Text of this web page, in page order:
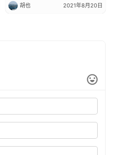
胡也 2021年8月20日